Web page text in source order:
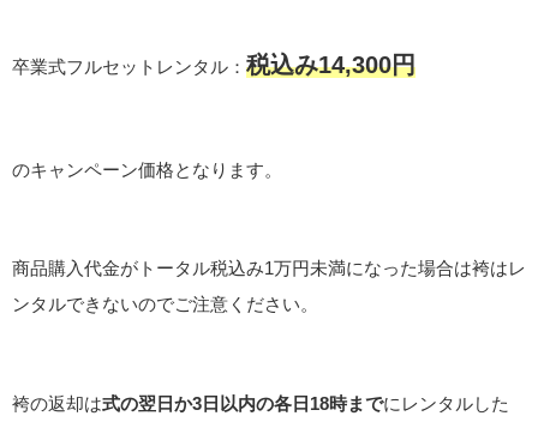
卒業式フルセットレンタル： 税込み14,300円
のキャンペーン価格となります。
商品購入代金がトータル税込み1万円未満になった場合は袴はレ
ンタルできないのでご注意ください。
袴の返却は式の翌日か3日以内の各日18時までにレンタルした